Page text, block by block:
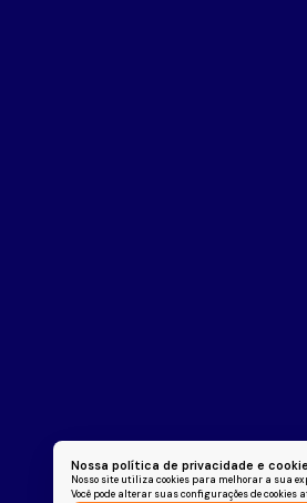
Nossa política de privacidade e
Nosso site utiliza cookies para melhorar a sua
Você pode alterar suas configurações de cookies